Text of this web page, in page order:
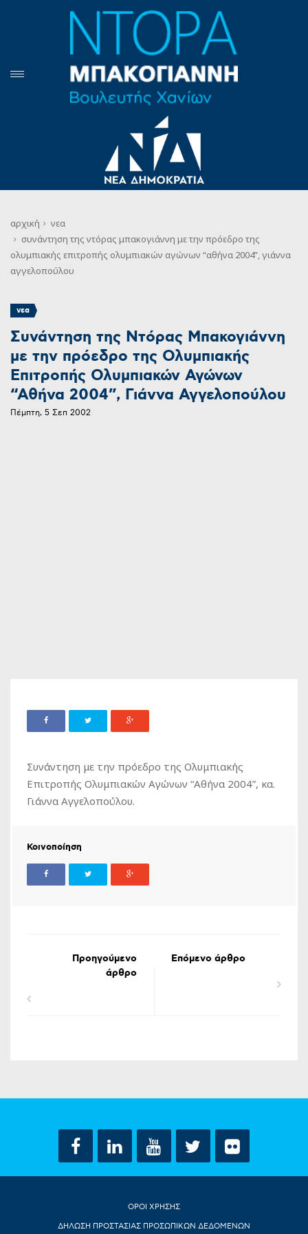
αρχική
νεα
συνάντηση της ντόρας μπακογιάννη με την πρόεδρο της
ολυμπιακής επιτροπής ολυμπιακών αγώνων “αθήνα 2004”, γιάννα
αγγελοπούλου
νεα
Συνάντηση της Ντόρας Μπακογιάννη
με την πρόεδρο της Ολυμπιακής
Επιτροπής Ολυμπιακών Αγώνων
“Αθήνα 2004”, Γιάννα Αγγελοπούλου
Πέμπτη, 5 Σεπ 2002
Συνάντηση με την πρόεδρο της Ολυμπιακής
Επιτροπής Ολυμπιακών Αγώνων “Αθήνα 2004”, κα.
Γιάννα Αγγελοπούλου.
Κοινοποίηση
Προηγούμενο
άρθρο
Επόμενο άρθρο
ΟΡΟΙ ΧΡΗΣΗΣ
ΔΗΛΩΣΗ ΠΡΟΣΤΑΣΙΑΣ ΠΡΟΣΩΠΙΚΩΝ ΔΕΔΟΜΕΝΩΝ